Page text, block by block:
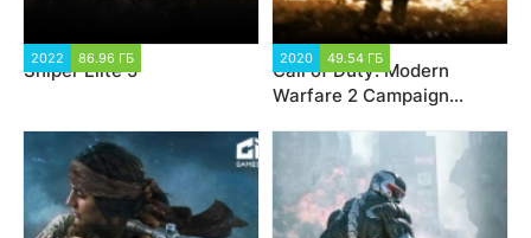
2022 86.96 ГБ
Sniper Elite 5
2020 49.54 ГБ
Call of Duty: Modern
Warfare 2 Campaign